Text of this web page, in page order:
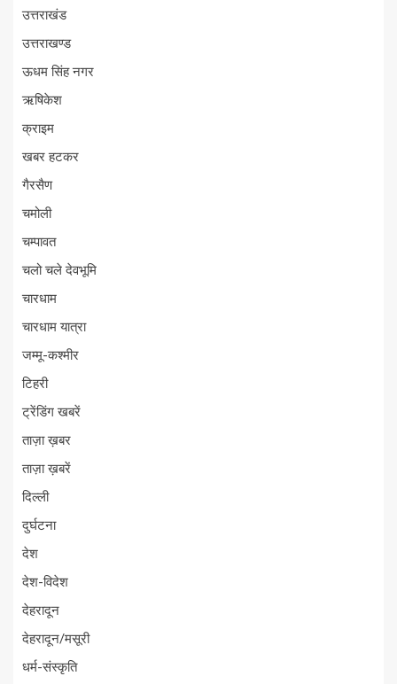
उत्तराखंड
उत्तराखण्ड
ऊधम सिंह नगर
ऋषिकेश
क्राइम
खबर हटकर
गैरसैण
चमोली
चम्पावत
चलो चले देवभूमि
चारधाम
चारधाम यात्रा
जम्मू-कश्मीर
टिहरी
ट्रेंडिंग खबरें
ताज़ा ख़बर
ताज़ा ख़बरें
दिल्ली
दुर्घटना
देश
देश-विदेश
देहरादून
देहरादून/मसूरी
धर्म-संस्कृति